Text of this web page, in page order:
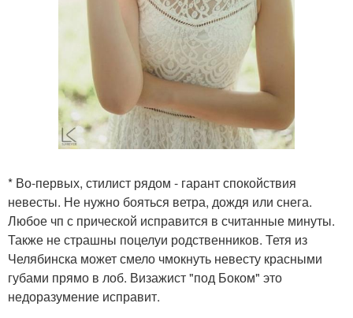
* Во-первых, стилист рядом - гарант спокойствия
невесты. Не нужно бояться ветра, дождя или снега.
Любое чп с прической исправится в считанные минуты.
Также не страшны поцелуи родственников. Тетя из
Челябинска может смело чмокнуть невесту красными
губами прямо в лоб. Визажист "под Боком" это
недоразумение исправит.